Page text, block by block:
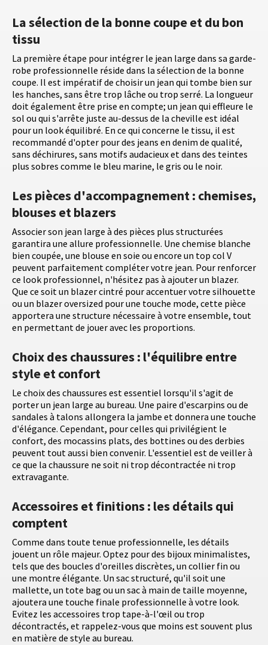
La sélection de la bonne coupe et du bon
tissu
La première étape pour intégrer le jean large dans sa garde-
robe professionnelle réside dans la sélection de la bonne
coupe. Il est impératif de choisir un jean qui tombe bien sur
les hanches, sans être trop lâche ou trop serré. La longueur
doit également être prise en compte; un jean qui effleure le
sol ou qui s'arrête juste au-dessus de la cheville est idéal
pour un look équilibré. En ce qui concerne le tissu, il est
recommandé d'opter pour des jeans en denim de qualité,
sans déchirures, sans motifs audacieux et dans des teintes
plus sobres comme le bleu marine, le gris ou le noir.
Les pièces d'accompagnement : chemises,
blouses et blazers
Associer son jean large à des pièces plus structurées
garantira une allure professionnelle. Une chemise blanche
bien coupée, une blouse en soie ou encore un top col V
peuvent parfaitement compléter votre jean. Pour renforcer
ce look professionnel, n'hésitez pas à ajouter un blazer.
Que ce soit un blazer cintré pour accentuer votre silhouette
ou un blazer oversized pour une touche mode, cette pièce
apportera une structure nécessaire à votre ensemble, tout
en permettant de jouer avec les proportions.
Choix des chaussures : l'équilibre entre
style et confort
Le choix des chaussures est essentiel lorsqu'il s'agit de
porter un jean large au bureau. Une paire d'escarpins ou de
sandales à talons allongera la jambe et donnera une touche
d'élégance. Cependant, pour celles qui privilégient le
confort, des mocassins plats, des bottines ou des derbies
peuvent tout aussi bien convenir. L'essentiel est de veiller à
ce que la chaussure ne soit ni trop décontractée ni trop
extravagante.
Accessoires et finitions : les détails qui
comptent
Comme dans toute tenue professionnelle, les détails
jouent un rôle majeur. Optez pour des bijoux minimalistes,
tels que des boucles d'oreilles discrètes, un collier fin ou
une montre élégante. Un sac structuré, qu'il soit une
mallette, un tote bag ou un sac à main de taille moyenne,
ajoutera une touche finale professionnelle à votre look.
Evitez les accessoires trop tape-à-l'œil ou trop
décontractés, et rappelez-vous que moins est souvent plus
en matière de style au bureau.